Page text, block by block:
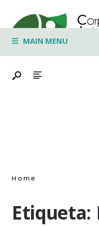
to
contentMAIN MENU
Home
Etiqueta:
for: